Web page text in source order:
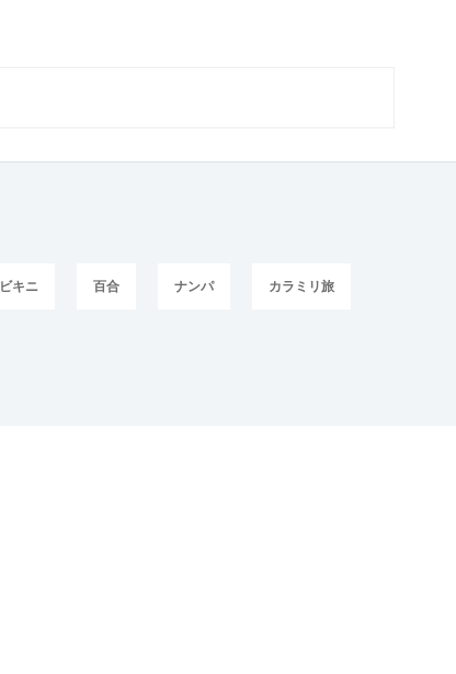
ビキニ 百合 ナンパ カラミリ旅